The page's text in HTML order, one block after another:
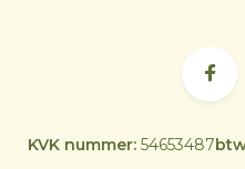
KVK nummer:54653487